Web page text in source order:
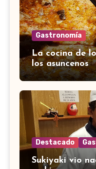
Gastronomía
La cocina de
los asuncenos
Destacado
Sukiyaki vio